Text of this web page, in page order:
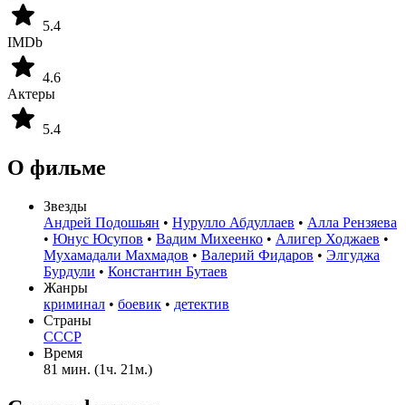
5.4
IMDb
4.6
Актеры
5.4
О фильме
Звезды
Андрей Подошьян • Нурулло Абдуллаев • Алла Рензяева
• Юнус Юсупов • Вадим Михеенко • Алигер Ходжаев •
Мухамадали Махмадов • Валерий Фидаров • Элгуджа
Бурдули • Константин Бутаев
Жанры
криминал • боевик • детектив
Страны
СССР
Время
81 мин. (1ч. 21м.)